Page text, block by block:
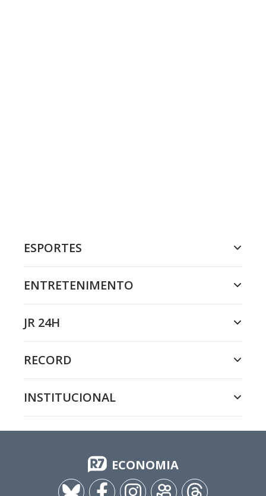
ESPORTES
ENTRETENIMENTO
JR 24H
RECORD
INSTITUCIONAL
ECONOMIA